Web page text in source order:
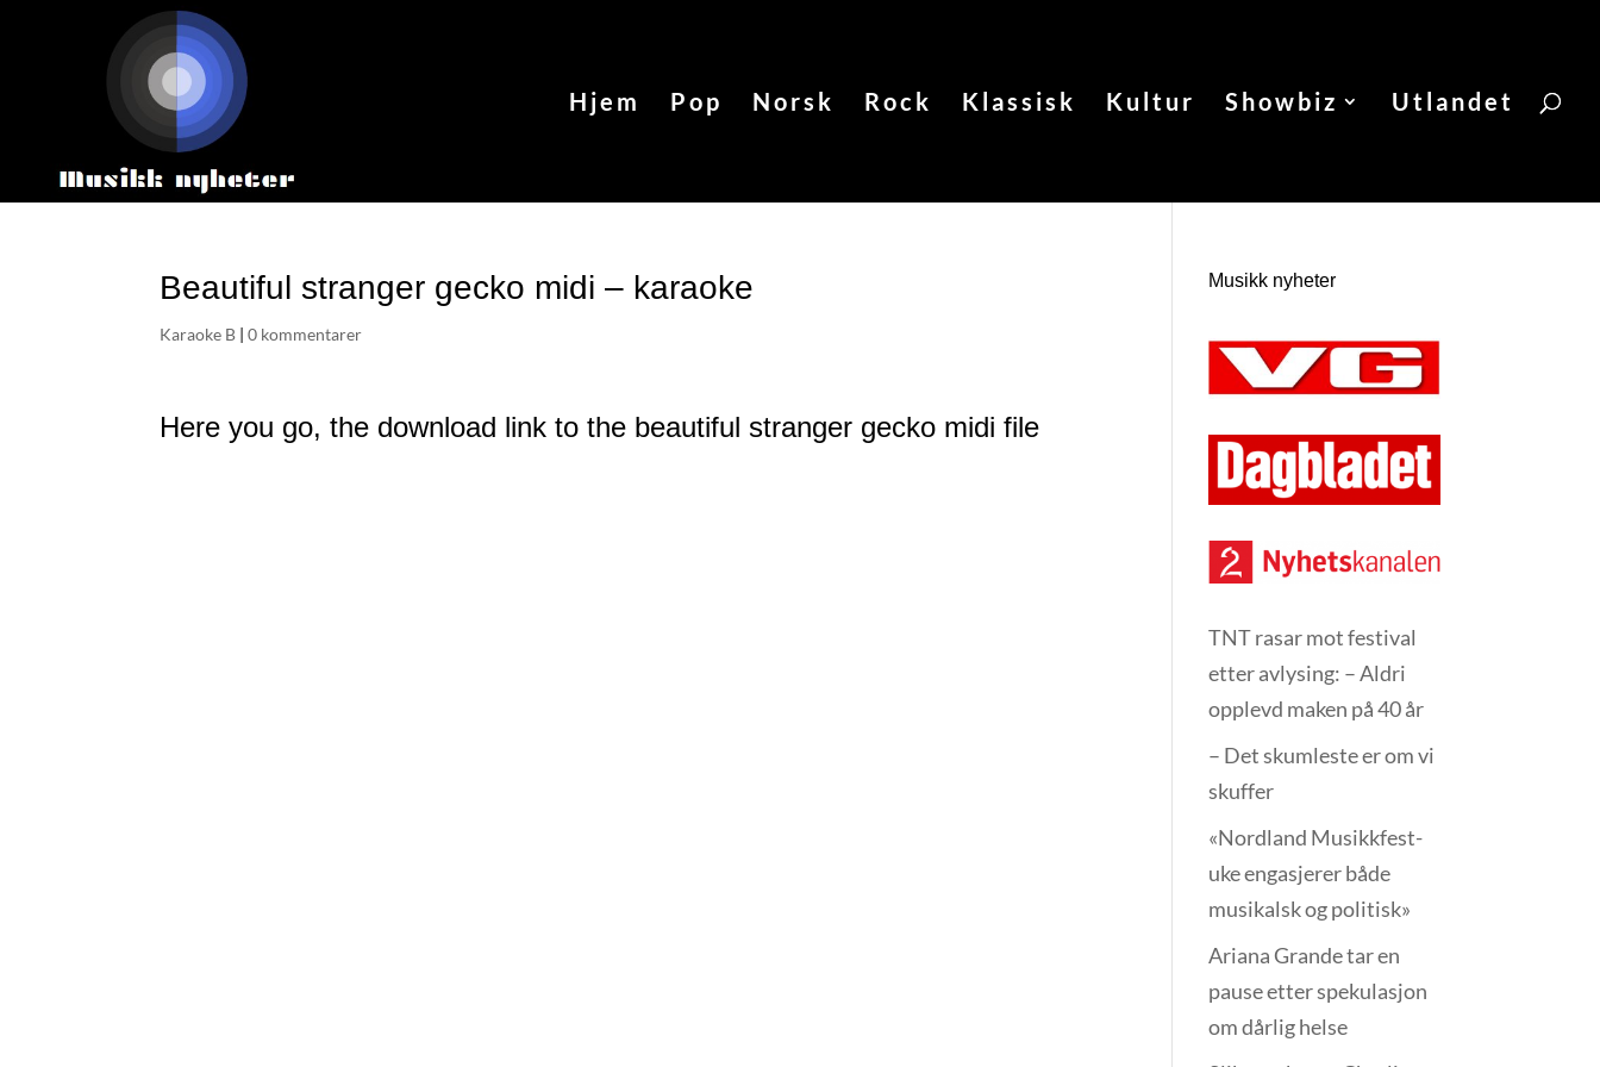
Hjem Pop Norsk Rock Klassisk Kultur Showbiz Utlandet
Beautiful stranger gecko midi – karaoke
Karaoke B |0 kommentarer
Here you go, the download link to the beautiful stranger gecko midi file
Musikk nyheter
TNT rasar mot festival
etter avlysing: – Aldri
opplevd maken på 40 år
– Det skumleste er om vi
skuffer
«Nordland Musikkfest­
uke engasjerer både
musikalsk og politisk»
Ariana Grande tar en
pause etter spekulasjon
om dårlig helse